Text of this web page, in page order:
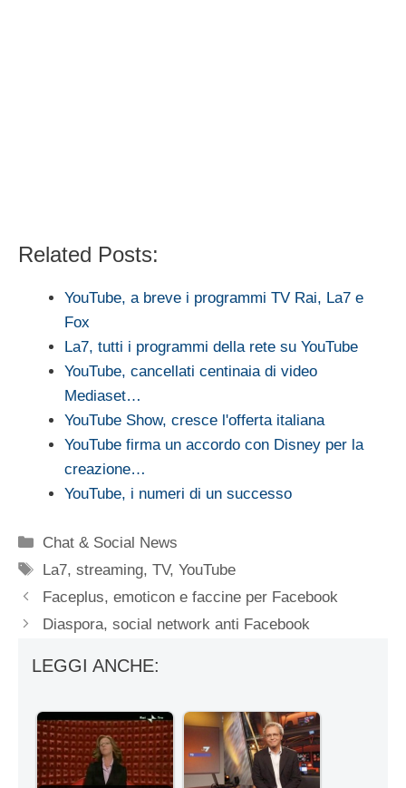
Related Posts:
YouTube, a breve i programmi TV Rai, La7 e
Fox
La7, tutti i programmi della rete su YouTube
YouTube, cancellati centinaia di video
Mediaset…
YouTube Show, cresce l'offerta italiana
YouTube firma un accordo con Disney per la
creazione…
YouTube, i numeri di un successo
Categorie
Chat & Social News
Tag
La7,streaming,TV,YouTube
Faceplus, emoticon e faccine per Facebook
Diaspora, social network anti Facebook
LEGGI ANCHE: